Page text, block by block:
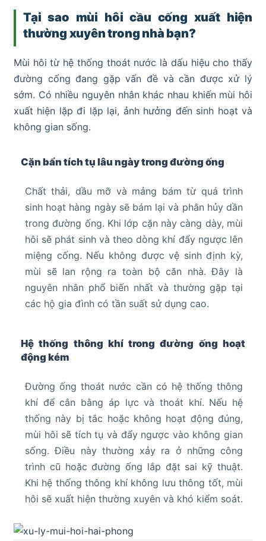
Tại sao mùi hôi cầu cống xuất hiện
thường xuyên trong nhà bạn?
Mùi hôi từ hệ thống thoát nước là dấu hiệu cho thấy
đường cống đang gặp vấn đề và cần được xử lý
sớm. Có nhiều nguyên nhân khác nhau khiến mùi hôi
xuất hiện lặp đi lặp lại, ảnh hưởng đến sinh hoạt và
không gian sống.
Cặn bẩn tích tụ lâu ngày trong đường ống
Chất thải, dầu mỡ và mảng bám từ quá trình
sinh hoạt hàng ngày sẽ bám lại và phân hủy dần
trong đường ống. Khi lớp cặn này càng dày, mùi
hôi sẽ phát sinh và theo dòng khí đẩy ngược lên
miệng cống. Nếu không được vệ sinh định kỳ,
mùi sẽ lan rộng ra toàn bộ căn nhà. Đây là
nguyên nhân phổ biến nhất và thường gặp tại
các hộ gia đình có tần suất sử dụng cao.
Hệ thống thông khí trong đường ống hoạt
động kém
Đường ống thoát nước cần có hệ thống thông
khí để cân bằng áp lực và thoát khí. Nếu hệ
thống này bị tắc hoặc không hoạt động đúng,
mùi hôi sẽ tích tụ và đẩy ngược vào không gian
sống. Điều này thường xảy ra ở những công
trình cũ hoặc đường ống lắp đặt sai kỹ thuật.
Khi hệ thống thông khí không lưu thông tốt, mùi
hôi sẽ xuất hiện thường xuyên và khó kiểm soát.